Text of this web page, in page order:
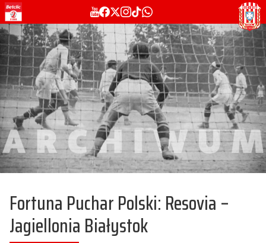
Fortuna Puchar Polski: Resovia –
Jagiellonia Białystok